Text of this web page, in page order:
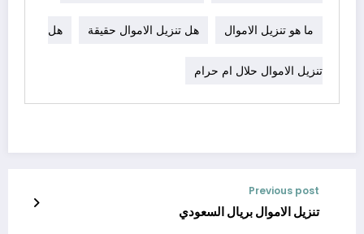
ما هو تنزيل الاموال هل تنزيل الاموال حقيقة هل
تنزيل الاموال حلال ام حرام
Previous post
تنزيل الاموال بريال السعودي